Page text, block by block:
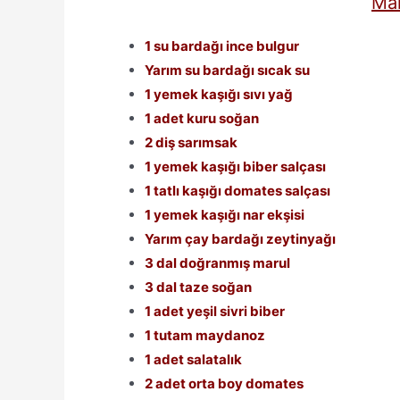
1 su bardağı ince bulgur
Yarım su bardağı sıcak su
1 yemek kaşığı sıvı yağ
1 adet kuru soğan
2 diş sarımsak
1 yemek kaşığı biber salçası
1 tatlı kaşığı domates salçası
1 yemek kaşığı nar ekşisi
Yarım çay bardağı zeytinyağı
3 dal doğranmış marul
3 dal taze soğan
1 adet yeşil sivri biber
1 tutam maydanoz
1 adet salatalık
2 adet orta boy domates